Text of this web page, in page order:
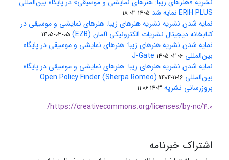
ERIH PLUS نمایه شد
1405-03-18
نمایه شدن نشریه نشریه هنرهای زیبا: هنرهای نمایشی و موسیقی در
کتابخانه دیجیتال نشریات الکترونیکی آلمان (EZB)
1405-03-05
نمایه شدن نشریه هنرهای زیبا: هنرهای نمایشی و موسیقی در پایگاه
بین‌المللی J-Gate 1405-02-06
نمایه شدن نشریه هنرهای زیبا: هنرهای نمایشی و موسیقی در پایگاه
بین‌المللی Open Policy Finder (Sherpa Romeo) 1404-11-16
بروزرسانی نشریه 1403-06-11
https://creativecommons.org/licenses/by-nc/4.0/
اشتراک خبرنامه